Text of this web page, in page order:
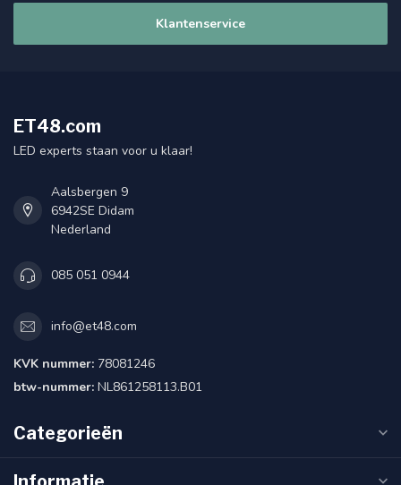
Klantenservice
ET48.com
LED experts staan voor u klaar!
Aalsbergen 9
6942SE Didam
Nederland
085 051 0944
info@et48.com
KVK nummer: 78081246
btw-nummer: NL861258113.B01
Categorieën